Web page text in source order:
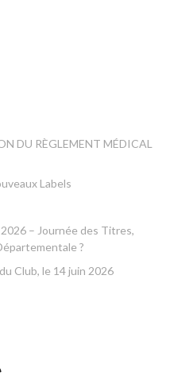
DU RÈGLEMENT MÉDICAL
Labels
– Journée des Titres,
?
Club, le 14 juin 2026